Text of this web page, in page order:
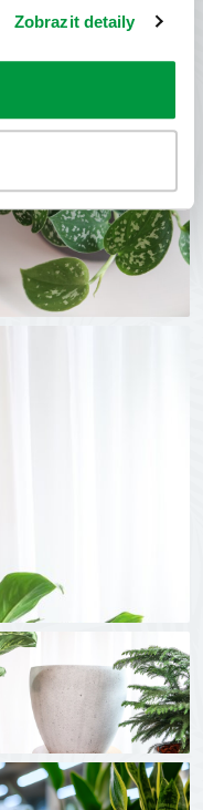
Zobrazit detaily